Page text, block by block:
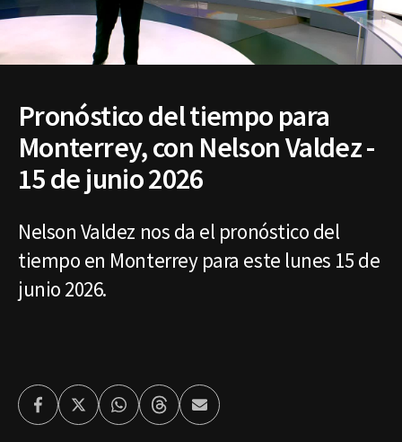
Pronóstico del tiempo para
Monterrey, con Nelson Valdez -
15 de junio 2026
Nelson Valdez nos da el pronóstico del
tiempo en Monterrey para este lunes 15 de
junio 2026.
FacebookTwitterWhatsappThreadsEnviar
por